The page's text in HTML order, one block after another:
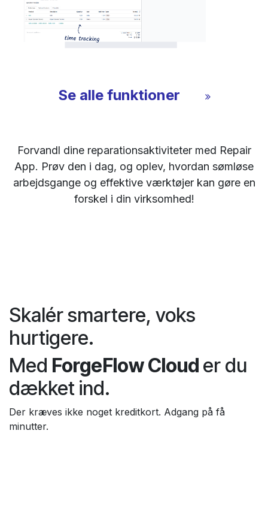
Se alle funktioner
Forvandl dine reparationsaktiviteter med Repair
App. Prøv den i dag, og oplev, hvordan sømløse
arbejdsgange og effektive værktøjer kan gøre en
forskel i din virksomhed!
Skalér smartere, voks
hurtigere.
Med ForgeFlow Cloud er du
dækket ind.
Der kræves ikke noget kreditkort. Adgang på få
minutter.